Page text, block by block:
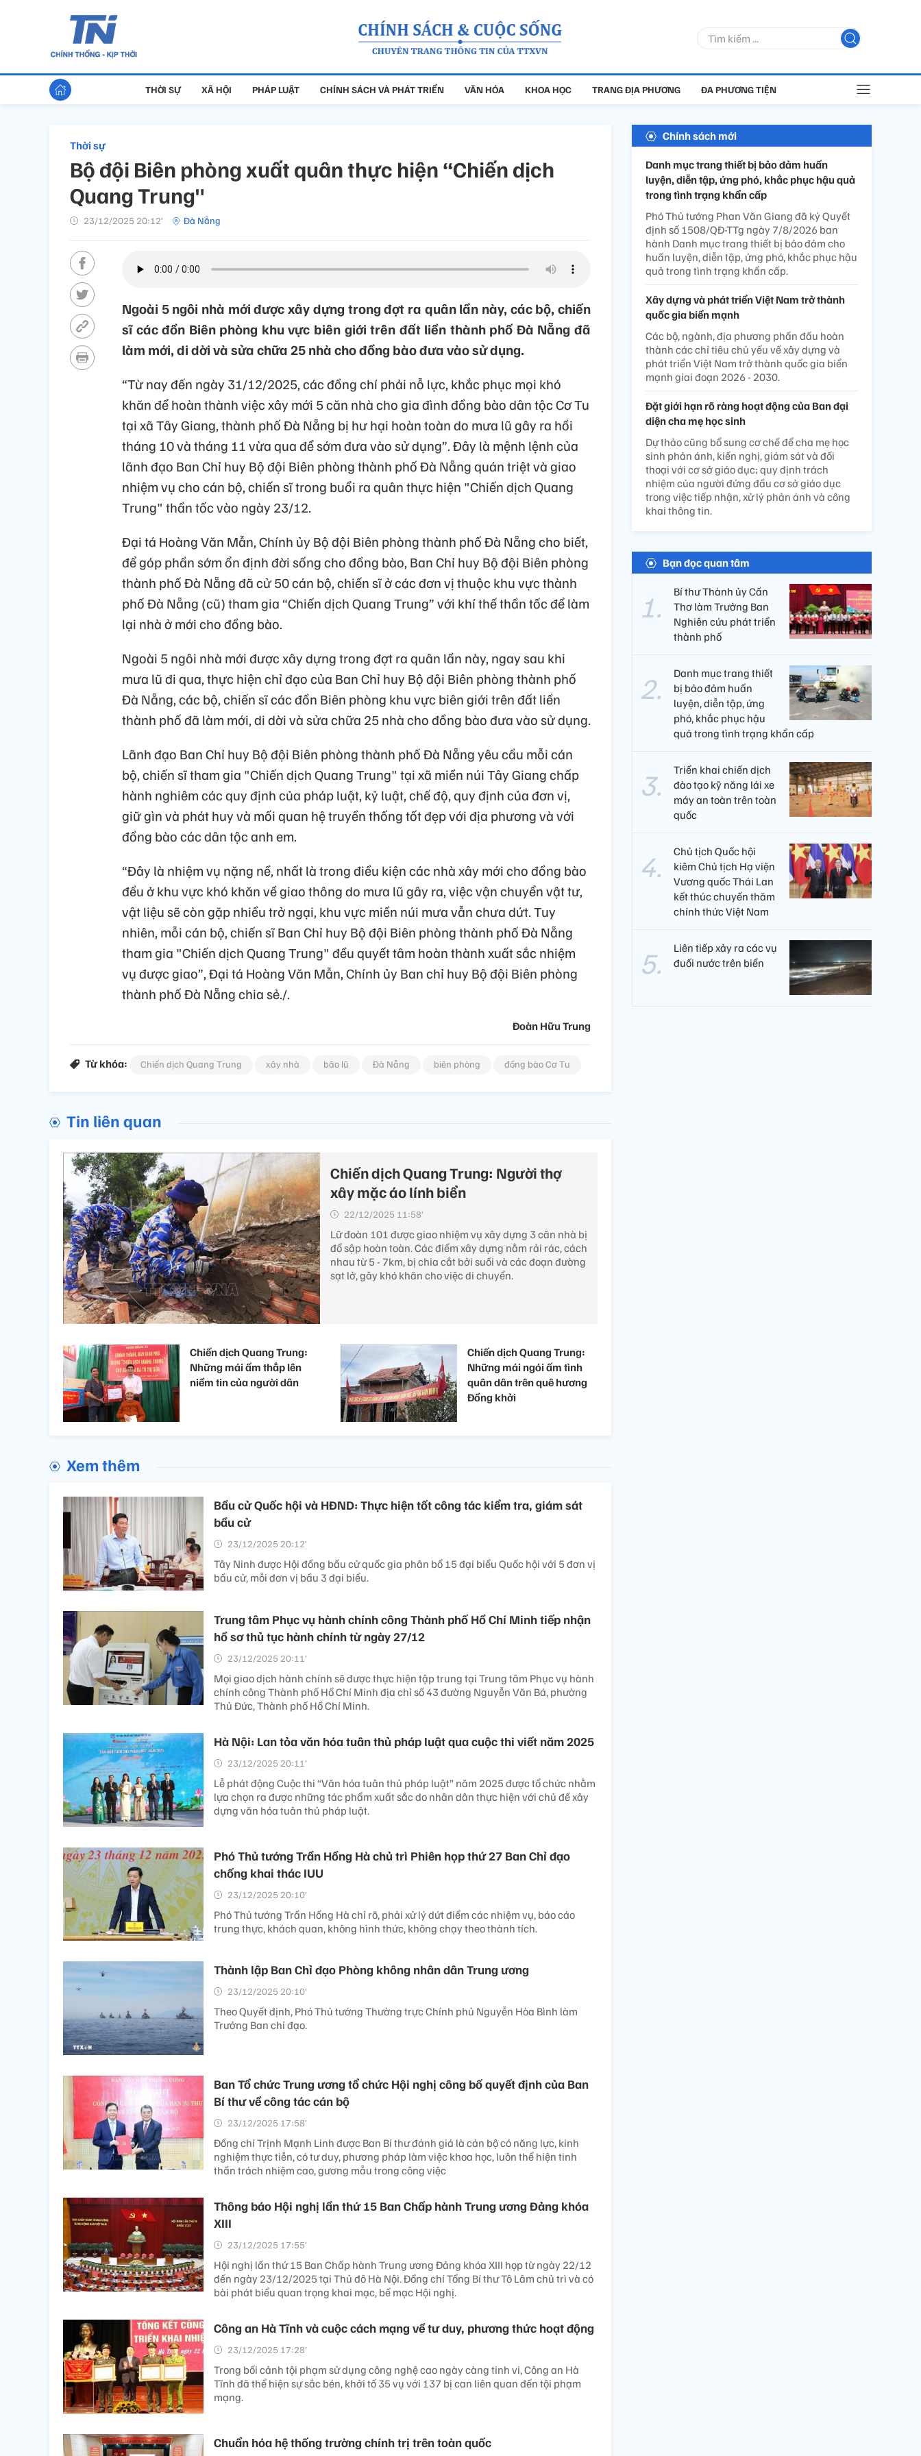
THỜI SỰ XÃ HỘI PHÁP LUẬT CHÍNH SÁCH VÀ PHÁT TRIỂN VĂN HÓA KHOA HỌC TRANG ĐỊA PHƯƠNG ĐA PHƯƠNG TIỆN
Thời sự
Bộ đội Biên phòng xuất quân thực hiện “Chiến dịch
Quang Trung"
23/12/2025 20:12’ Đà Nẵng
Ngoài 5 ngôi nhà mới được xây dựng trong đợt ra quân lần này, các bộ, chiến
sĩ các đồn Biên phòng khu vực biên giới trên đất liền thành phố Đà Nẵng đã
làm mới, di dời và sửa chữa 25 nhà cho đồng bào đưa vào sử dụng.
“Từ nay đến ngày 31/12/2025, các đồng chí phải nỗ lực, khắc phục mọi khó
khăn để hoàn thành việc xây mới 5 căn nhà cho gia đình đồng bào dân tộc Cơ Tu
tại xã Tây Giang, thành phố Đà Nẵng bị hư hại hoàn toàn do mưa lũ gây ra hồi
tháng 10 và tháng 11 vừa qua để sớm đưa vào sử dụng”. Đây là mệnh lệnh của
lãnh đạo Ban Chỉ huy Bộ đội Biên phòng thành phố Đà Nẵng quán triệt và giao
nhiệm vụ cho cán bộ, chiến sĩ trong buổi ra quân thực hiện "Chiến dịch Quang
Trung" thần tốc vào ngày 23/12.
Đại tá Hoàng Văn Mẫn, Chính ủy Bộ đội Biên phòng thành phố Đà Nẵng cho biết,
để góp phần sớm ổn định đời sống cho đồng bào, Ban Chỉ huy Bộ đội Biên phòng
thành phố Đà Nẵng đã cử 50 cán bộ, chiến sĩ ở các đơn vị thuộc khu vực thành
phố Đà Nẵng (cũ) tham gia “Chiến dịch Quang Trung” với khí thế thần tốc để làm
lại nhà ở mới cho đồng bào.
Ngoài 5 ngôi nhà mới được xây dựng trong đợt ra quân lần này, ngay sau khi
mưa lũ đi qua, thực hiện chỉ đạo của Ban Chỉ huy Bộ đội Biên phòng thành phố
Đà Nẵng, các bộ, chiến sĩ các đồn Biên phòng khu vực biên giới trên đất liền
thành phố đã làm mới, di dời và sửa chữa 25 nhà cho đồng bào đưa vào sử dụng.
Lãnh đạo Ban Chỉ huy Bộ đội Biên phòng thành phố Đà Nẵng yêu cầu mỗi cán
bộ, chiến sĩ tham gia "Chiến dịch Quang Trung" tại xã miền núi Tây Giang chấp
hành nghiêm các quy định của pháp luật, kỷ luật, chế độ, quy định của đơn vị,
giữ gìn và phát huy và mối quan hệ truyền thống tốt đẹp với địa phương và với
đồng bào các dân tộc anh em.
“Đây là nhiệm vụ nặng nề, nhất là trong điều kiện các nhà xây mới cho đồng bào
đều ở khu vực khó khăn về giao thông do mưa lũ gây ra, việc vận chuyển vật tư,
vật liệu sẽ còn gặp nhiều trở ngại, khu vực miền núi mưa vẫn chưa dứt. Tuy
nhiên, mỗi cán bộ, chiến sĩ Ban Chỉ huy Bộ đội Biên phòng thành phố Đà Nẵng
tham gia "Chiến dịch Quang Trung" đều quyết tâm hoàn thành xuất sắc nhiệm
vụ được giao”, Đại tá Hoàng Văn Mẫn, Chính ủy Ban chỉ huy Bộ đội Biên phòng
thành phố Đà Nẵng chia sẻ./.
Đoàn Hữu Trung
Từ khóa: Chiến dịch Quang Trung xây nhà bão lũ Đà Nẵng biên phòng đồng bào Cơ Tu
Tin liên quan
Chiến dịch Quang Trung: Người thợ
xây mặc áo lính biển
22/12/2025 11:58’
Lữ đoàn 101 được giao nhiệm vụ xây dựng 3 căn nhà bị
đổ sập hoàn toàn. Các điểm xây dựng nằm rải rác, cách
nhau từ 5 - 7km, bị chia cắt bởi suối và các đoạn đường
sạt lở, gây khó khăn cho việc di chuyển.
Chiến dịch Quang Trung:
Những mái ấm thắp lên
niềm tin của người dân
Chiến dịch Quang Trung:
Những mái ngói ấm tình
quân dân trên quê hương
Đồng khởi
Xem thêm
Bầu cử Quốc hội và HĐND: Thực hiện tốt công tác kiểm tra, giám sát
bầu cử
23/12/2025 20:12’
Tây Ninh được Hội đồng bầu cử quốc gia phân bổ 15 đại biểu Quốc hội với 5 đơn vị
bầu cử, mỗi đơn vị bầu 3 đại biểu.
Trung tâm Phục vụ hành chính công Thành phố Hồ Chí Minh tiếp nhận
hồ sơ thủ tục hành chính từ ngày 27/12
23/12/2025 20:11’
Mọi giao dịch hành chính sẽ được thực hiện tập trung tại Trung tâm Phục vụ hành
chính công Thành phố Hồ Chí Minh địa chỉ số 43 đường Nguyễn Văn Bá, phường
Thủ Đức, Thành phố Hồ Chí Minh.
Hà Nội: Lan tỏa văn hóa tuân thủ pháp luật qua cuộc thi viết năm 2025
23/12/2025 20:11’
Lễ phát động Cuộc thi “Văn hóa tuân thủ pháp luật” năm 2025 được tổ chức nhằm
lựa chọn ra được những tác phẩm xuất sắc do nhân dân thực hiện với chủ đề xây
dựng văn hóa tuân thủ pháp luật.
Phó Thủ tướng Trần Hồng Hà chủ trì Phiên họp thứ 27 Ban Chỉ đạo
chống khai thác IUU
23/12/2025 20:10’
Phó Thủ tướng Trần Hồng Hà chỉ rõ, phải xử lý dứt điểm các nhiệm vụ, báo cáo
trung thực, khách quan, không hình thức, không chạy theo thành tích.
Thành lập Ban Chỉ đạo Phòng không nhân dân Trung ương
23/12/2025 20:10’
Theo Quyết định, Phó Thủ tướng Thường trực Chính phủ Nguyễn Hòa Bình làm
Trưởng Ban chỉ đạo.
Ban Tổ chức Trung ương tổ chức Hội nghị công bố quyết định của Ban
Bí thư về công tác cán bộ
23/12/2025 17:58’
Đồng chí Trịnh Mạnh Linh được Ban Bí thư đánh giá là cán bộ có năng lực, kinh
nghiệm thực tiễn, có tư duy, phương pháp làm việc khoa học, luôn thể hiện tinh
thần trách nhiệm cao, gương mẫu trong công việc
Thông báo Hội nghị lần thứ 15 Ban Chấp hành Trung ương Đảng khóa
XIII
23/12/2025 17:55’
Hội nghị lần thứ 15 Ban Chấp hành Trung ương Đảng khóa XIII họp từ ngày 22/12
đến ngày 23/12/2025 tại Thủ đô Hà Nội. Đồng chí Tổng Bí thư Tô Lâm chủ trì và có
bài phát biểu quan trọng khai mạc, bế mạc Hội nghị.
Công an Hà Tĩnh và cuộc cách mạng về tư duy, phương thức hoạt động
23/12/2025 17:28’
Trong bối cảnh tội phạm sử dụng công nghệ cao ngày càng tinh vi, Công an Hà
Tĩnh đã thể hiện sự sắc bén, khởi tố 35 vụ với 137 bị can liên quan đến tội phạm
mạng.
Chuẩn hóa hệ thống trường chính trị trên toàn quốc
Chính sách mới
Danh mục trang thiết bị bảo đảm huấn
luyện, diễn tập, ứng phó, khắc phục hậu quả
trong tình trạng khẩn cấp
Phó Thủ tướng Phan Văn Giang đã ký Quyết
định số 1508/QĐ-TTg ngày 7/8/2026 ban
hành Danh mục trang thiết bị bảo đảm cho
huấn luyện, diễn tập, ứng phó, khắc phục hậu
quả trong tình trạng khẩn cấp.
Xây dựng và phát triển Việt Nam trở thành
quốc gia biển mạnh
Các bộ, ngành, địa phương phấn đấu hoàn
thành các chỉ tiêu chủ yếu về xây dựng và
phát triển Việt Nam trở thành quốc gia biển
mạnh giai đoạn 2026 - 2030.
Đặt giới hạn rõ ràng hoạt động của Ban đại
diện cha mẹ học sinh
Dự thảo cũng bổ sung cơ chế để cha mẹ học
sinh phản ánh, kiến nghị, giám sát và đối
thoại với cơ sở giáo dục; quy định trách
nhiệm của người đứng đầu cơ sở giáo dục
trong việc tiếp nhận, xử lý phản ánh và công
khai thông tin.
Bạn đọc quan tâm
Bí thư Thành ủy Cần
Thơ làm Trưởng Ban
Nghiên cứu phát triển
thành phố
Danh mục trang thiết
bị bảo đảm huấn
luyện, diễn tập, ứng
phó, khắc phục hậu
quả trong tình trạng khẩn cấp
Triển khai chiến dịch
đào tạo kỹ năng lái xe
máy an toàn trên toàn
quốc
Chủ tịch Quốc hội
kiêm Chủ tịch Hạ viện
Vương quốc Thái Lan
kết thúc chuyến thăm
chính thức Việt Nam
Liên tiếp xảy ra các vụ
đuối nước trên biển